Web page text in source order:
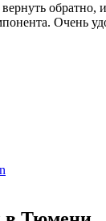
обратно,
Очень